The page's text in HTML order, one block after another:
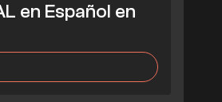
en Español en